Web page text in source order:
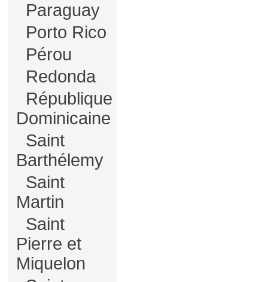
Paraguay
Porto Rico
Pérou
Redonda
République
Dominicaine
Saint
Barthélemy
Saint
Martin
Saint
Pierre et
Miquelon